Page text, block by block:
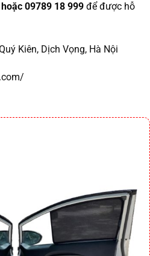
09789 18 999để được hỗ
Kiên, Dịch Vọng, Hà Nội